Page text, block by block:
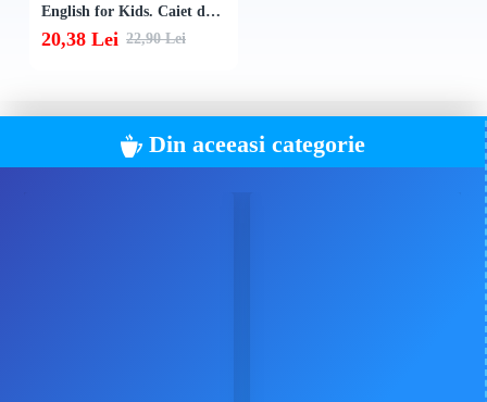
English for Kids. Caiet de lucru - Clasa a 3-a
20,38 Lei 22,90 Lei
Din aceeasi categorie